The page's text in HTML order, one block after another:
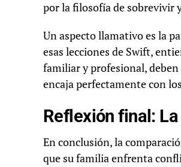
por la filosofía de sobrevivir
Un aspecto llamativo es la
esas lecciones de Swift,
familiar y profesional,
encaja perfectamente con
Reflexión final:
En conclusión, la
que su familia enfrenta